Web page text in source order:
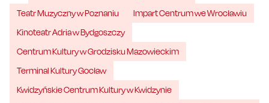
Teatr Muzyczny w Poznaniu
Impart Centrum we Wrocławiu
Kinoteatr Adria w Bydgoszczy
Centrum Kultury w Grodzisku Mazowieckim
Terminal Kultury Gocław
Kwidzyńskie Centrum Kultury w Kwidzynie